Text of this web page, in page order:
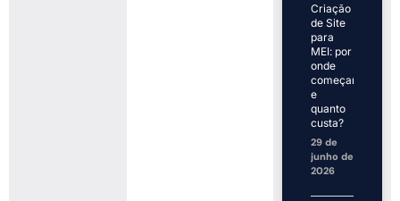
Criação
de Site
para
MEI: por
onde
começar
e
quanto
custa?
29 de
junho de
2026